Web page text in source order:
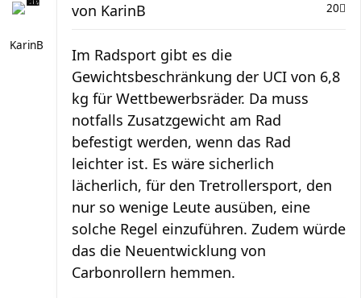
KarinB
20
von KarinB
Im Radsport gibt es die
Gewichtsbeschränkung der UCI von 6,8
kg für Wettbewerbsräder. Da muss
notfalls Zusatzgewicht am Rad
befestigt werden, wenn das Rad
leichter ist. Es wäre sicherlich
lächerlich, für den Tretrollersport, den
nur so wenige Leute ausüben, eine
solche Regel einzuführen. Zudem würde
das die Neuentwicklung von
Carbonrollern hemmen.